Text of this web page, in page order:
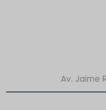
Av. Jaime